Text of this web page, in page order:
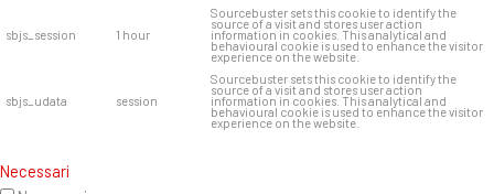
sbjs_session 1 hour
Sourcebuster sets this cookie to identify the
source of a visit and stores user action
information in cookies. This analytical and
behavioural cookie is used to enhance the visitor
experience on the website.
sbjs_udata session
Sourcebuster sets this cookie to identify the
source of a visit and stores user action
information in cookies. This analytical and
behavioural cookie is used to enhance the visitor
experience on the website.
Necessari